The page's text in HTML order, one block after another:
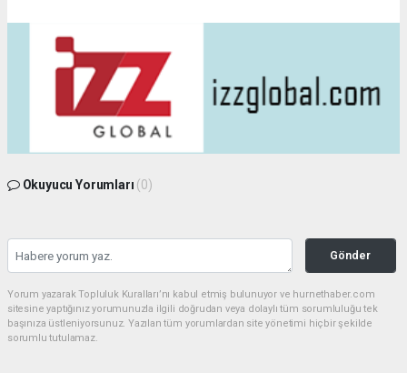
Okuyucu Yorumları (0)
Gönder
Yorum yazarak Topluluk Kuralları’nı kabul etmiş bulunuyor ve hurnethaber.com
sitesine yaptığınız yorumunuzla ilgili doğrudan veya dolaylı tüm sorumluluğu tek
başınıza üstleniyorsunuz. Yazılan tüm yorumlardan site yönetimi hiçbir şekilde
sorumlu tutulamaz.